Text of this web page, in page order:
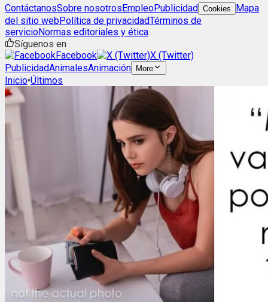
ContáctanosSobre nosotrosEmpleoPublicidad Cookies
Mapa
del sitio webPolítica de privacidadTérminos de
servicioNormas editoriales y ética
Síguenos en
Facebook
X (Twitter)
PublicidadAnimalesAnimación More
Inicio•Últimos